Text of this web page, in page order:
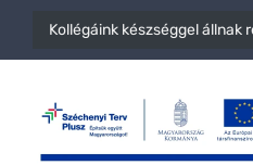
Kollégáink készséggel állnak